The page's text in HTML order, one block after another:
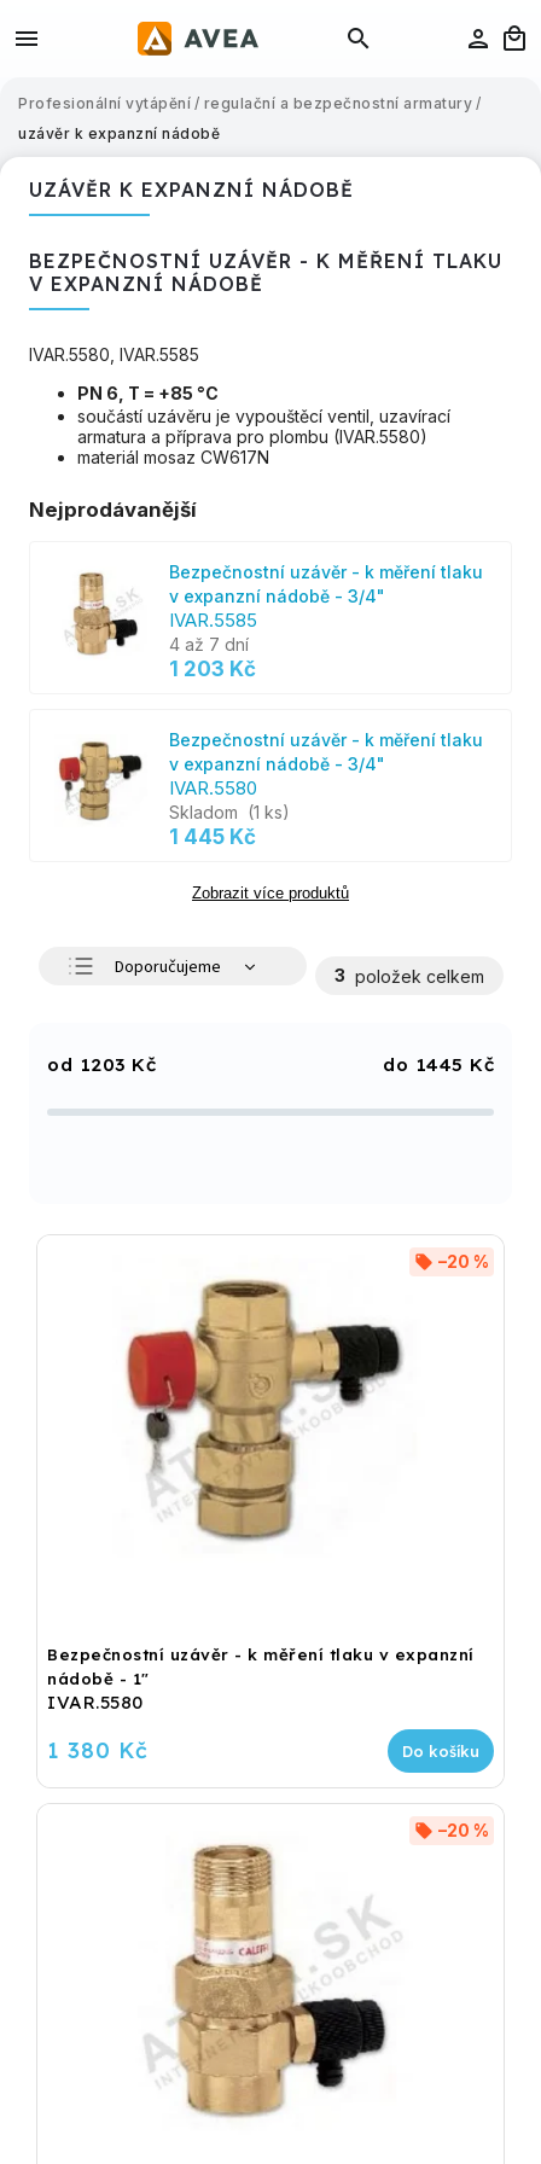
Profesionální vytápění / regulační a bezpečnostní armatury /
uzávěr k expanzní nádobě
UZÁVĚR K EXPANZNÍ NÁDOBĚ
BEZPEČNOSTNÍ UZÁVĚR - K MĚŘENÍ TLAKU
V EXPANZNÍ NÁDOBĚ
IVAR.5580, IVAR.5585
PN 6, T = +85 °C
součástí uzávěru je vypouštěcí ventil, uzavírací
armatura a příprava pro plombu (IVAR.5580)
materiál mosaz CW617N
Nejprodávanější
Bezpečnostní uzávěr - k měření tlaku
v expanzní nádobě - 3/4"
IVAR.5585
4 až 7 dní
1 203 Kč
Bezpečnostní uzávěr - k měření tlaku
v expanzní nádobě - 3/4"
IVAR.5580
Skladom (1 ks)
1 445 Kč
Zobrazit více produktů
Doporučujeme
Abecedně
3 položek celkem
1203 Kč 1445 Kč
Bezpečnostní uzávěr - k měření tlaku v expanzní
nádobě - 1"
IVAR.5580
–20 %
1 380 Kč Do košíku
–20 %